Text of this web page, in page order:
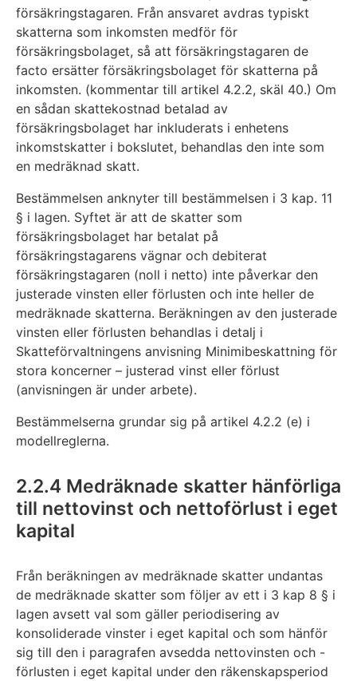
försäkringstagaren. Från ansvaret avdras typiskt
skatterna som inkomsten medför för
försäkringsbolaget, så att försäkringstagaren de
facto ersätter försäkringsbolaget för skatterna på
inkomsten. (kommentar till artikel 4.2.2, skäl 40.) Om
en sådan skattekostnad betalad av
försäkringsbolaget har inkluderats i enhetens
inkomstskatter i bokslutet, behandlas den inte som
en medräknad skatt.
Bestämmelsen anknyter till bestämmelsen i 3 kap. 11
§ i lagen. Syftet är att de skatter som
försäkringsbolaget har betalat på
försäkringstagarens vägnar och debiterat
försäkringstagaren (noll i netto) inte påverkar den
justerade vinsten eller förlusten och inte heller de
medräknade skatterna. Beräkningen av den justerade
vinsten eller förlusten behandlas i detalj i
Skatteförvaltningens anvisning Minimibeskattning för
stora koncerner – justerad vinst eller förlust
(anvisningen är under arbete).
Bestämmelserna grundar sig på artikel 4.2.2 (e) i
modellreglerna.
2.2.4 Medräknade skatter hänförliga
till nettovinst och nettoförlust i eget
kapital
Från beräkningen av medräknade skatter undantas
de medräknade skatter som följer av ett i 3 kap 8 § i
lagen avsett val som gäller periodisering av
konsoliderade vinster i eget kapital och som hänför
sig till den i paragrafen avsedda nettovinsten och -
förlusten i eget kapital under den räkenskapsperiod